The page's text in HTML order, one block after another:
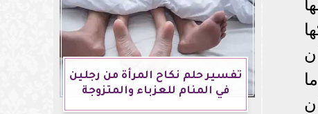
تفسير حلم نكاح المرأة من رجلين
في المنام للعزباء والمتزوجة